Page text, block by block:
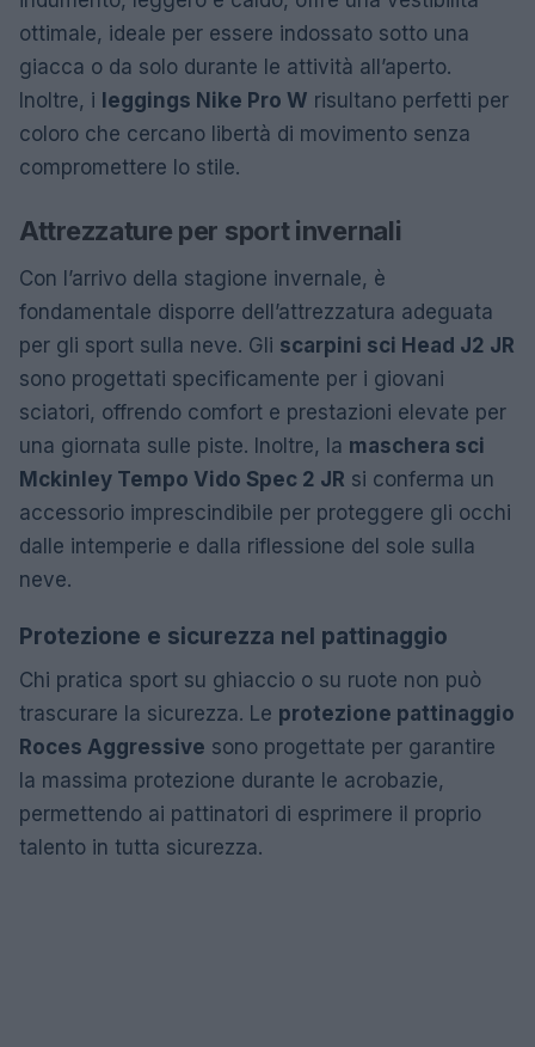
ottimale, ideale per essere indossato sotto una
giacca o da solo durante le attività all’aperto.
Inoltre, i leggings Nike Pro W risultano perfetti per
coloro che cercano libertà di movimento senza
compromettere lo stile.
Attrezzature per sport invernali
Con l’arrivo della stagione invernale, è
fondamentale disporre dell’attrezzatura adeguata
per gli sport sulla neve. Gli scarpini sci Head J2 JR
sono progettati specificamente per i giovani
sciatori, offrendo comfort e prestazioni elevate per
una giornata sulle piste. Inoltre, la maschera sci
Mckinley Tempo Vido Spec 2 JR si conferma un
accessorio imprescindibile per proteggere gli occhi
dalle intemperie e dalla riflessione del sole sulla
neve.
Protezione e sicurezza nel pattinaggio
Chi pratica sport su ghiaccio o su ruote non può
trascurare la sicurezza. Le protezione pattinaggio
Roces Aggressive sono progettate per garantire
la massima protezione durante le acrobazie,
permettendo ai pattinatori di esprimere il proprio
talento in tutta sicurezza.